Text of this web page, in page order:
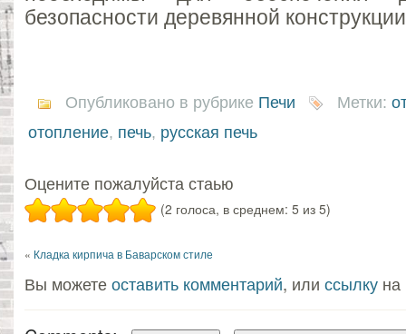
безопасности деревянной
Опубликовано в рубрике Печи Метки:
отопление, печь, русская печь
Оцените пожалуйста стаью
(2 голоса, в среднем: 5 из 5)
« Кладка кирпича в Баварском стиле
Вы можетеоставить комментарий, или ссылку